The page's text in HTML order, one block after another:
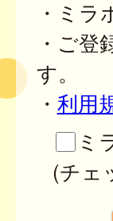
・ミ
・ご
す。
・ 利用
ミ
(チェ